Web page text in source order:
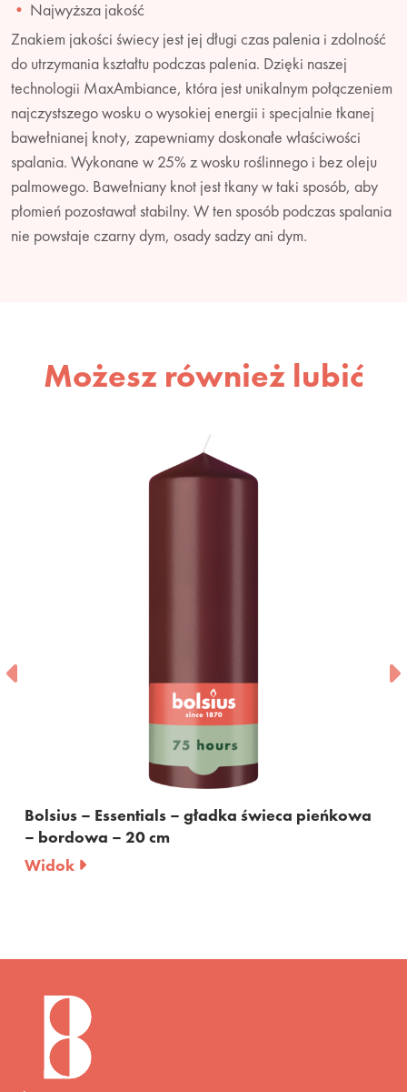
Najwyższa jakość
Znakiem jakości świecy jest jej długi czas palenia i zdolność
do utrzymania kształtu podczas palenia. Dzięki naszej
technologii MaxAmbiance, która jest unikalnym połączeniem
najczystszego wosku o wysokiej energii i specjalnie tkanej
bawełnianej knoty, zapewniamy doskonałe właściwości
spalania. Wykonane w 25% z wosku roślinnego i bez oleju
palmowego. Bawełniany knot jest tkany w taki sposób, aby
płomień pozostawał stabilny. W ten sposób podczas spalania
nie powstaje czarny dym, osady sadzy ani dym.
Możesz również lubić
gładka świeca pieńkowa
Bolsius – Essentials –